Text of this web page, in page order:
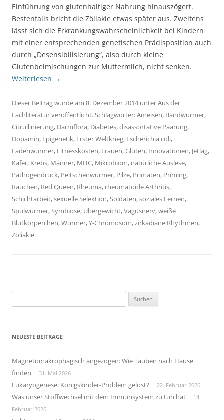
Einführung von glutenhaltiger Nahrung hinauszögert.
Bestenfalls bricht die Zöliakie etwas später aus. Zweitens
lässt sich die Erkrankungswahrscheinlichkeit bei Kindern
mit einer entsprechenden genetischen Prädisposition auch
durch „Desensibilisierung“, also durch kleine
Glutenbeimischungen zur Muttermilch, nicht senken.
Weiterlesen →
Dieser Beitrag wurde am 8. Dezember 2014unterAus der
Fachliteraturveröffentlicht. Schlagwörter:Ameisen, Bandwürmer,
Citrullinierung, Darmflora, Diabetes,disassortative Paarung,
Dopamin, Epigenetik, Erster Weltkrieg, Escherichia coli,
Fadenwürmer, Fitnesskosten, Frauen,Gluten, Innovationen, Jetlag,
Käfer, Krebs, Männer, MHC, Mikrobiom, natürliche Auslese,
Pathogendruck, Peitschenwürmer, Pilze, Primaten, Priming,
Rauchen, Red Queen, Rheuma, rheumatoide Arthritis,
Schichtarbeit,sexuelle Selektion,Soldaten,soziales Lernen,
Spulwürmer,Symbiose, Übergewicht,Vagusnerv,weiße
Blutkörperchen,Würmer,Y-Chromosom,zirkadiane Rhythmen,
Zöliakie.
nach:
NEUESTE BEITRÄGE
Magnetomakrophagisch angezogen: Wie Tauben nach Hause
finden
31. Mai 2026
Eukaryogenese: Königskinder-Problem gelöst? 22. Februar 2026
Was unser Stoffwechsel mit dem Immunsystem zu tun hat
14.
Februar 2026